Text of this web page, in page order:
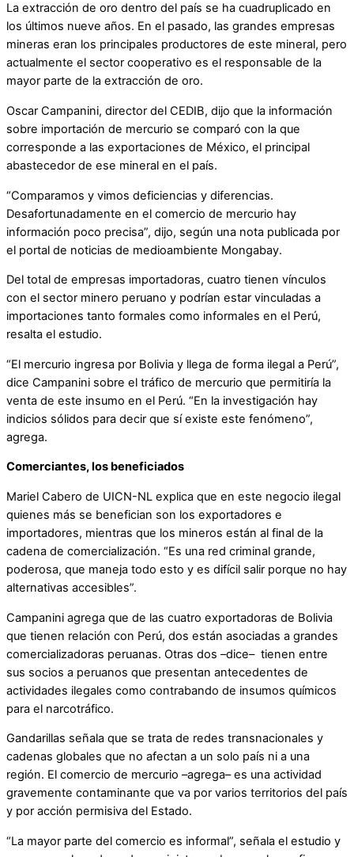
La extracción de oro dentro del país se ha cuadruplicado en
los últimos nueve años. En el pasado, las grandes empresas
mineras eran los principales productores de este mineral, pero
actualmente el sector cooperativo es el responsable de la
mayor parte de la extracción de oro.
Oscar Campanini, director del CEDIB, dijo que la información
sobre importación de mercurio se comparó con la que
corresponde a las exportaciones de México, el principal
abastecedor de ese mineral en el país.
“Comparamos y vimos deficiencias y diferencias.
Desafortunadamente en el comercio de mercurio hay
información poco precisa”, dijo, según una nota publicada por
el portal de noticias de medioambiente Mongabay.
Del total de empresas importadoras, cuatro tienen vínculos
con el sector minero peruano y podrían estar vinculadas a
importaciones tanto formales como informales en el Perú,
resalta el estudio.
“El mercurio ingresa por Bolivia y llega de forma ilegal a Perú”,
dice Campanini sobre el tráfico de mercurio que permitiría la
venta de este insumo en el Perú. “En la investigación hay
indicios sólidos para decir que sí existe este fenómeno”,
agrega.
Comerciantes, los beneficiados
Mariel Cabero de UICN-NL explica que en este negocio ilegal
quienes más se benefician son los exportadores e
importadores, mientras que los mineros están al final de la
cadena de comercialización. “Es una red criminal grande,
poderosa, que maneja todo esto y es difícil salir porque no hay
alternativas accesibles”.
Campanini agrega que de las cuatro exportadoras de Bolivia
que tienen relación con Perú, dos están asociadas a grandes
comercializadoras peruanas. Otras dos –dice– tienen entre
sus socios a peruanos que presentan antecedentes de
actividades ilegales como contrabando de insumos químicos
para el narcotráfico.
Gandarillas señala que se trata de redes transnacionales y
cadenas globales que no afectan a un solo país ni a una
región. El comercio de mercurio –agrega– es una actividad
gravemente contaminante que va por varios territorios del país
y por acción permisiva del Estado.
“La mayor parte del comercio es informal”, señala el estudio y